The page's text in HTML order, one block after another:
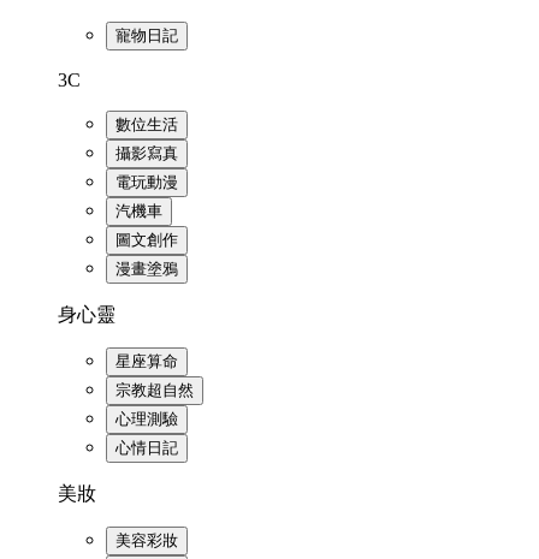
寵物日記
3C
數位生活
攝影寫真
電玩動漫
汽機車
圖文創作
漫畫塗鴉
身心靈
星座算命
宗教超自然
心理測驗
心情日記
美妝
美容彩妝